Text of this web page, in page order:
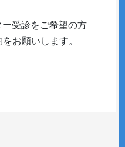
受診をご希望の方
お願いします。